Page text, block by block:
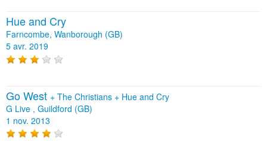
Hue and Cry
Farncombe, Wanborough (GB)
5 avr. 2019
Go West + The Christians + Hue and Cry
G Live , Guildford (GB)
1 nov. 2013